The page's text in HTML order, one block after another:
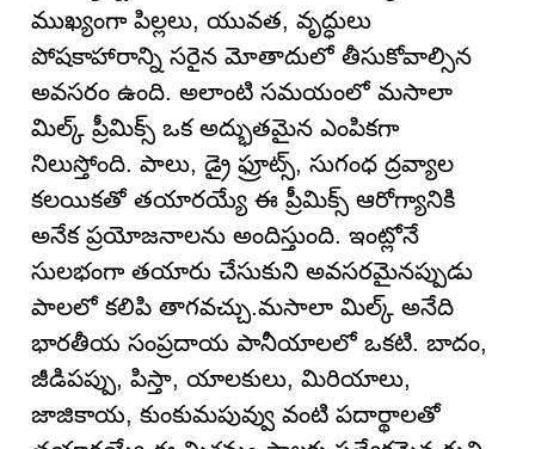
ముఖ్యంగా పిల్లలు, యువత, వృద్ధులు
పోషకాహారాన్ని సరైన మోతాదులో తీసుకోవాల్సిన
అవసరం ఉంది. అలాంటి సమయంలో మసాలా
మిల్క్ ప్రీమిక్స్ ఒక అద్భుతమైన ఎంపికగా
నిలుస్తోంది. పాలు, డ్రై ఫ్రూట్స్, సుగంధ ద్రవ్యాల
కలయికతో తయారయ్యే ఈ ప్రీమిక్స్ ఆరోగ్యానికి
అనేక ప్రయోజనాలను అందిస్తుంది. ఇంట్లోనే
సులభంగా తయారు చేసుకుని అవసరమైనప్పుడు
పాలలో కలిపి తాగవచ్చు.మసాలా మిల్క్ అనేది
భారతీయ సంప్రదాయ పానీయాలలో ఒకటి. బాదం,
జీడిపప్పు, పిస్తా, యాలకులు, మిరియాలు,
జాజికాయ, కుంకుమపువ్వు వంటి పదార్థాలతో